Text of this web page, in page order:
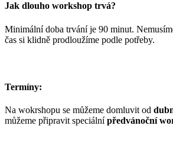
Jak dlouho workshop trvá?
Minimální doba trvání je 90 minut.
čas si klidně prodloužíme podle potřeby.
Termíny:
Na wokrshopu se můžeme domluvit od
můžeme připravit speciálnípředvánoční